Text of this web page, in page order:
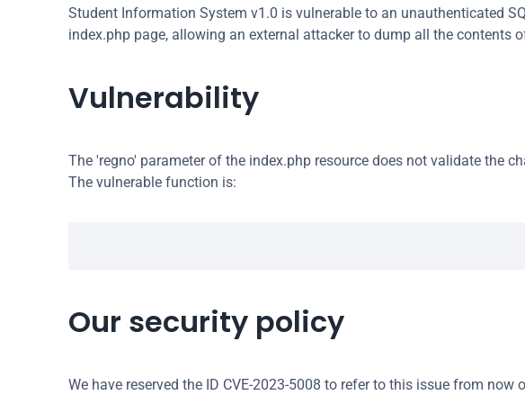
Student Information System v1.0 is vulnerable to an unauthenticated
index.php page, allowing an external attacker to dump all the contents
Vulnerability
The 'regno' parameter of the index.php resource does not validate the
The vulnerable function is:
Our security policy
We have reserved the ID CVE-2023-5008 to refer to this issue from now